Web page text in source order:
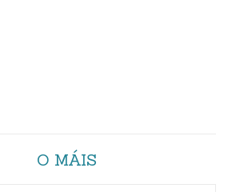
O MÁIS